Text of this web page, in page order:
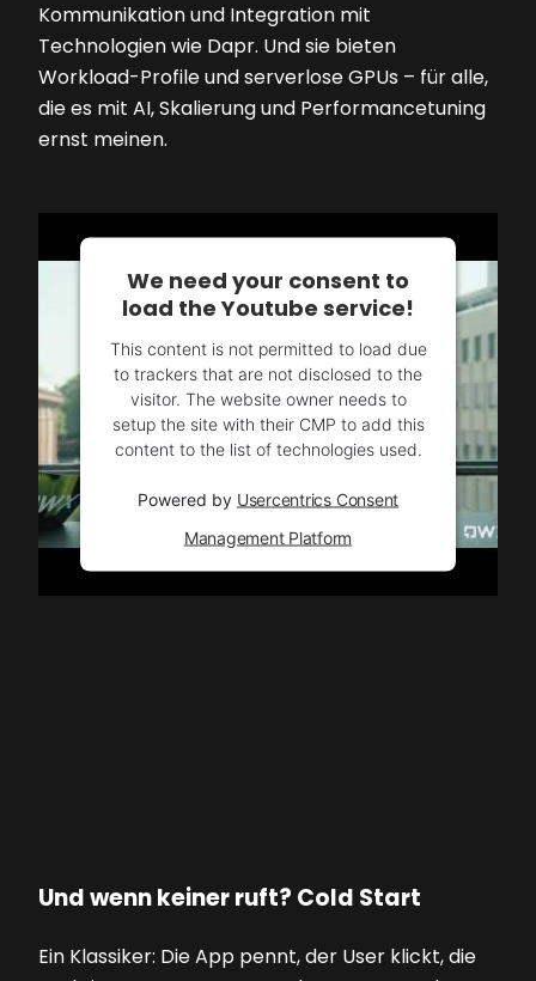
Kommunikation und Integration mit
Technologien wie Dapr. Und sie bieten
Workload-Profile und serverlose GPUs – für alle,
die es mit AI, Skalierung und Performancetuning
ernst meinen.
We need your consent to
load the Youtube service!
This content is not permitted to load due
to trackers that are not disclosed to the
visitor. The website owner needs to
setup the site with their CMP to add this
content to the list of technologies used.
Powered by Usercentrics Consent
Management Platform
Und wenn keiner ruft? Cold Start
Ein Klassiker: Die App pennt, der User klickt, die